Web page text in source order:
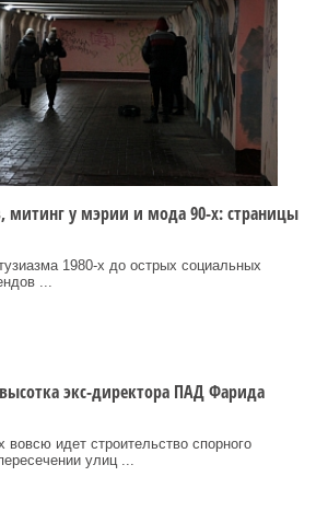
митинг у мэрии и мода 90-х: страницы
1980‑х до острых социальных
...
экс-директора ПАД Фарида
идет строительство спорного
улиц ...